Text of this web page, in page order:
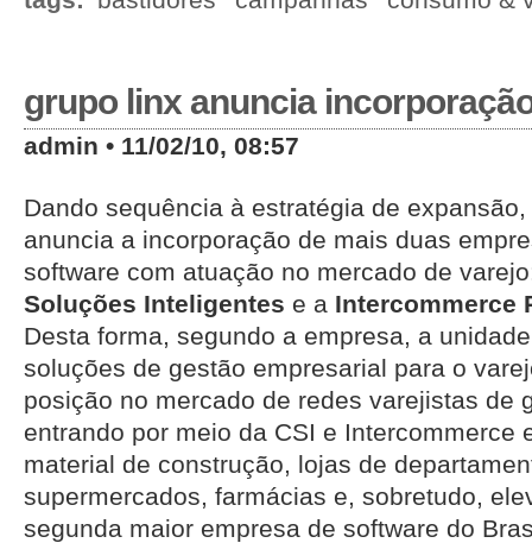
grupo linx anuncia
admin • 11/02/10, 08:57
Dando sequência à estratégia de
anuncia a incorporação de mais duas
software com atuação no mercado de
Soluções Inteligentes e a Intercommerce
Desta forma, segundo a empresa, a
soluções de gestão empresarial para o
posição no mercado de redes varejistas de
entrando por meio da CSI e Intercommerce
material de construção, lojas de
supermercados, farmácias e, sobretudo,
segunda maior empresa de software do